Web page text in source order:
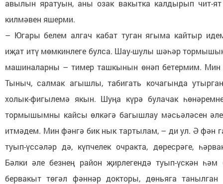
авылын яратуын, аны озак вакытка калдырып чит-ят
килмәвен яшерми.
– Югары белем алгач кабат туган ягыма кайтыр
иҗат итү мөмкинлеге булса. Шау-шулы шәһәр
машиналарны – тимер ташкынын өнәп бетермим. Мин
Тыныч, салмак агышлы, табигать кочагында
холык-фигылемә якын. Шуңа күрә булачак
тормышымны кайсы өлкәгә багышлау мәсьәләсен
итмәдем. Мин фәнгә бик нык тартылам, – ди ул. Ә фән
туып-үссәләр дә, күпчелек очракта, дөресрәге,
Бәлки әле безнең район җирлегендә туып-үскән һәм
бервакыт төгәл фәннәр докторы, дөньяга